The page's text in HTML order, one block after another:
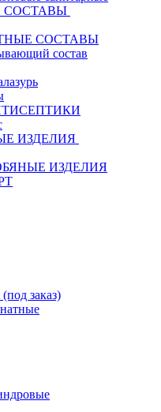
СОСТАВЫ
СОСТАВЫ
состав
ИЗДЕЛИЯ
ИЗДЕЛИЯ
заказ)